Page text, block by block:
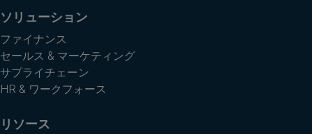
ソリューション
ファイナンス
セールス & マーケティング
サプライチェーン
HR & ワークフォース
リソース